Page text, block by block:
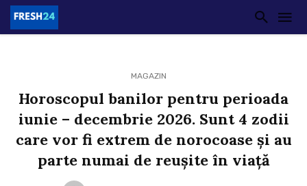
MAGAZIN
Horoscopul banilor pentru perioada
iunie – decembrie 2026. Sunt 4 zodii
care vor fi extrem de norocoase și au
parte numai de reușite în viață